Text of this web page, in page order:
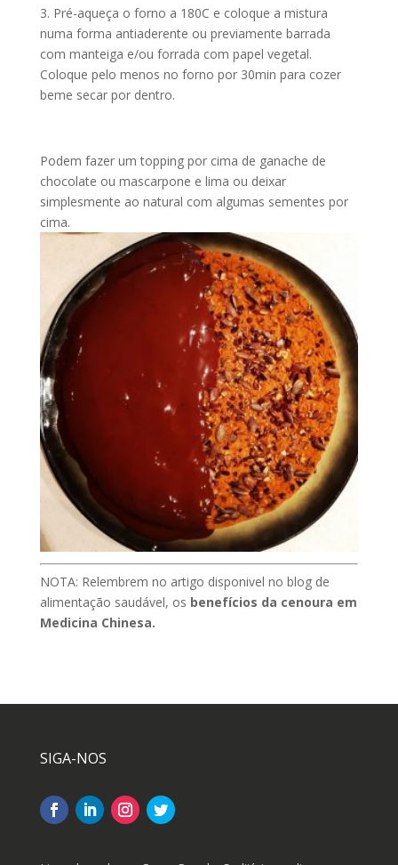
3. Pré-aqueça o forno a 180C e coloque a mistura
numa forma antiaderente ou previamente barrada
com manteiga e/ou forrada com papel vegetal.
Coloque pelo menos no forno por 30min para cozer
beme secar por dentro.
Podem fazer um topping por cima de ganache de
chocolate ou mascarpone e lima ou deixar
simplesmente ao natural com algumas sementes por
cima.
NOTA: Relembrem no artigo disponivel no blog de
alimentação saudável, os benefícios da cenoura em
Medicina Chinesa.
SIGA-NOS